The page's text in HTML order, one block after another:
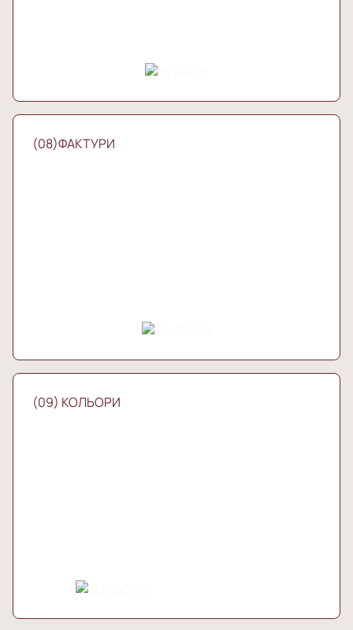
(08)ФАКТУРИ
(09) КОЛЬОРИ